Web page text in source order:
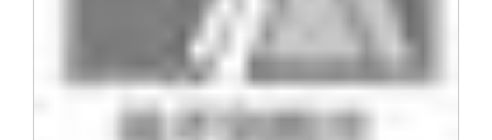
校友文苑
三创大赛
会长致辞